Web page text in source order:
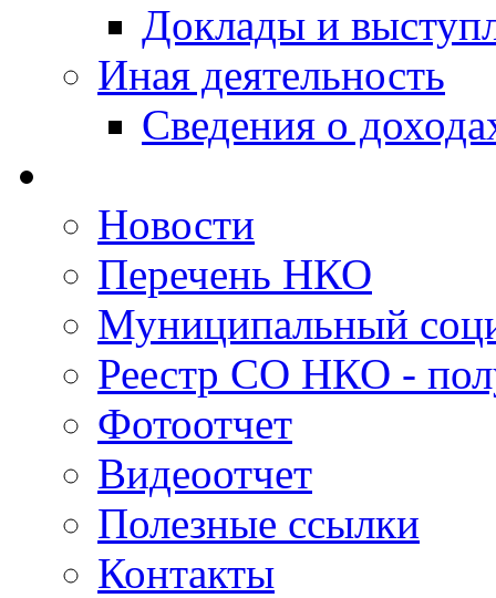
Доклады и
Иная деятельность
Сведения о
Новости
Перечень НКО
Муниципальный
Реестр СО НКО -
Фотоотчет
Видеоотчет
Полезные ссылки
Контакты